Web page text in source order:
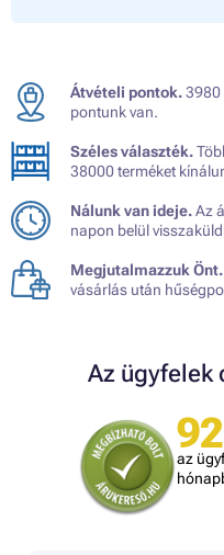
Átvételi pontok.3980
pontunk van.
Széles választék.
38000 terméket
Nálunk van ideje.Az
napon belül
Megjutalmazzuk Önt.
vásárlás után
Az ügyfelek
az